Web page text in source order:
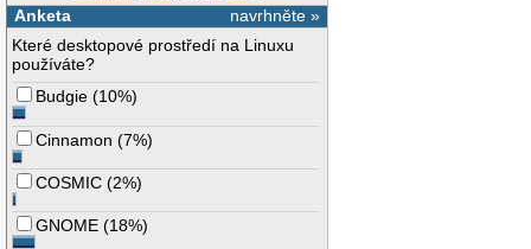
navrhněte »
Anketa
Které desktopové prostředí na Linuxu
používáte?
Budgie (10%)
Cinnamon (7%)
COSMIC (2%)
GNOME (18%)